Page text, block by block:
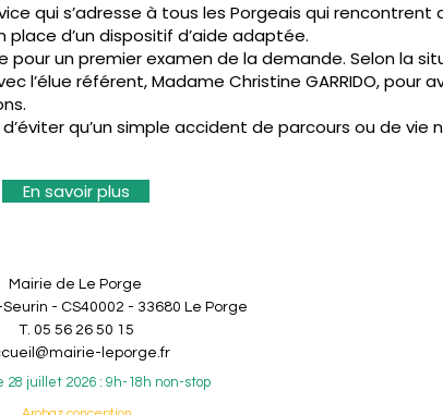
qui s’adresse à tous les Porgeais qui rencontrent
d’un dispositif d’aide adaptée.
pour un premier examen de la demande. Selon la
référent, Madame Christine GARRIDO, pour
qu’un simple accident de parcours ou de vie
En savoir plus
Mairie de Le Porge
- CS40002 - 33680 Le Porge
T. 05 56 26 50 15
leporge.fr
28 juillet 2026 : 9h-18h non-stop